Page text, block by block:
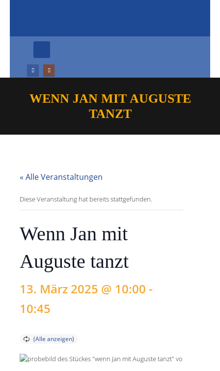
WENN JAN MIT AUGUSTE
TANZT
« Alle Veranstaltungen
Diese Veranstaltung hat bereits stattgefunden.
Wenn Jan mit
Auguste tanzt
13. März 2025 @ 10:00 -
10:45